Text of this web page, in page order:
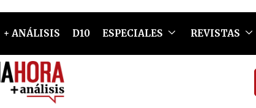
+ ANÁLISIS D10 ESPECIALES REVISTAS